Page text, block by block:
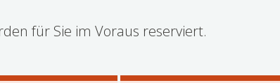
für Sie im Voraus reserviert.